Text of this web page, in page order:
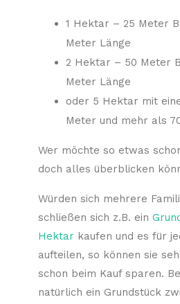
1 Hektar – 25 Meter
Meter Länge
2 Hektar – 50 Meter
Meter Länge
oder 5 Hektar mit
Meter und mehr als
Wer möchte so etwas
doch alles überblicken
Würden sich mehrere
schließen sich z.B. ein
Hektar kaufen und es für
aufteilen, so können sie
schon beim Kauf sparen.
natürlich ein Grundstück